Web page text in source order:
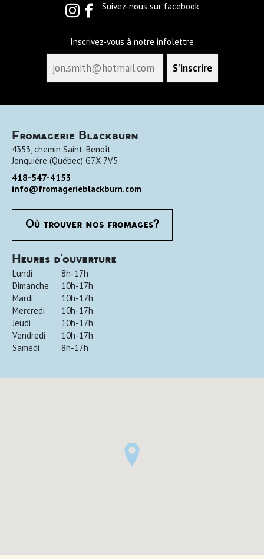
Suivez-nous sur facebook
Inscrivez-vous à notre infolettre
Fromagerie Blackburn
4353, chemin Saint-Benoît
Jonquière (Québec) G7X 7V5
418-547-4153
info@fromagerieblackburn.com
Où trouver nos fromages?
Heures d'ouverture
Lundi
8h-17h
Dimanche
10h-17h
Mardi
10h-17h
Mercredi
10h-17h
Jeudi
10h-17h
Vendredi
10h-17h
Samedi
8h-17h